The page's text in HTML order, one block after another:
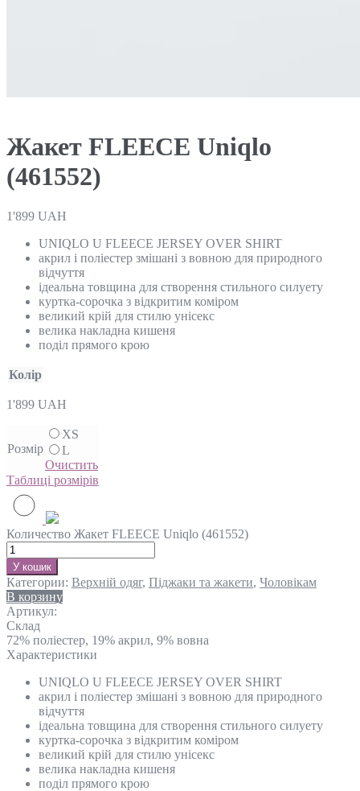
Жакет FLEECE Uniqlo
(461552)
1'899 UAH
UNIQLO U FLEECE JERSEY OVER SHIRT
акрил і поліестер змішані з вовною для природного
відчуття
ідеальна товщина для створення стильного силуету
куртка-сорочка з відкритим коміром
великий крій для стилю унісекс
велика накладна кишеня
поділ прямого крою
Колір
1'899 UAH
Розмір
XS
L
Очистить
Таблиці розмірів
Количество Жакет FLEECE Uniqlo (461552)
У кошик
Категории: Верхній одяг, Піджаки та жакети, Чоловікам
В корзину
Артикул:
Склад
72% поліестер, 19% акрил, 9% вовна
Характеристики
UNIQLO U FLEECE JERSEY OVER SHIRT
акрил і поліестер змішані з вовною для природного
відчуття
ідеальна товщина для створення стильного силуету
куртка-сорочка з відкритим коміром
великий крій для стилю унісекс
велика накладна кишеня
поділ прямого крою